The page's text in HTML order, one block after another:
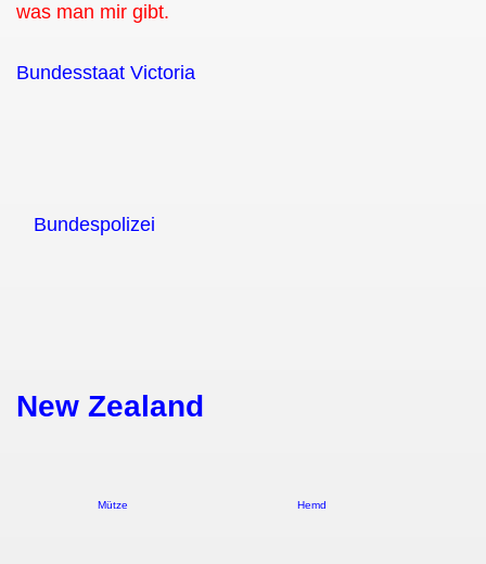
was man mir gibt.
Bundesstaat Victoria
Bundespolizei
New Zealand
Mütze Hemd